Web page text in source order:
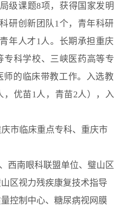
级课题8项，获得国家发明
研创新团队1个，青年科研
年人才1人。 长期承担重庆
专科学校、三峡医药高等专
师的临床带教工作。
入选教
，优苗1人，青苗2人），入
庆市临床重点专科、重庆市
西南眼科联盟单位、 璧山区
区视力残疾康复技术指导
控制中心、 糖尿病视网膜